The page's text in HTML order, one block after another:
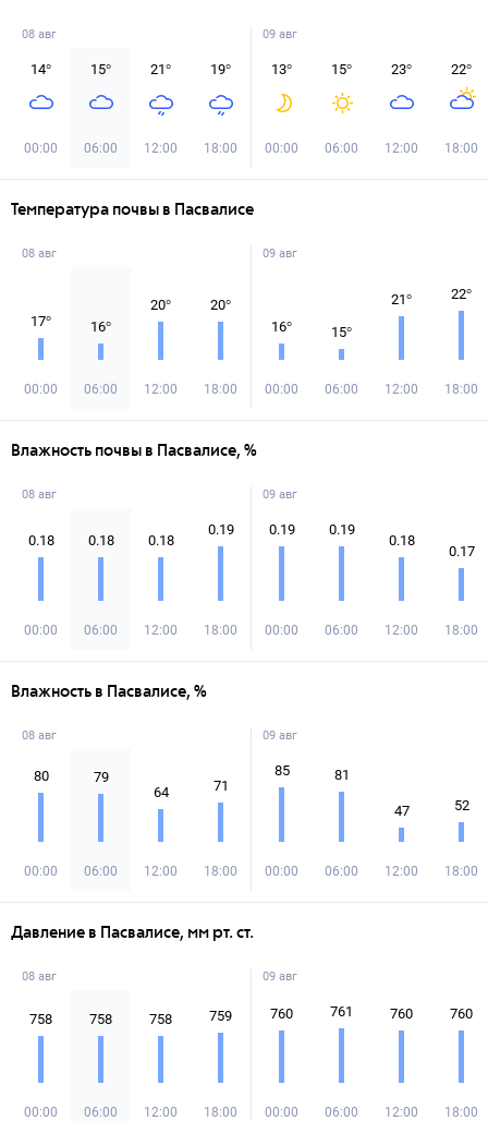
08 авг
14°
00:00
15°
06:00
21°
12:00
19°
18:00
09 авг
13°
00:00
15°
06:00
23°
12:00
22°
18:00
Температура почвы в Пасвалисе
08 авг
17°
00:00
16°
06:00
20°
12:00
20°
18:00
09 авг
16°
00:00
15°
06:00
21°
12:00
22°
18:00
Влажность почвы в Пасвалисе, %
08 авг
0.18
00:00
0.18
06:00
0.18
12:00
0.19
18:00
09 авг
0.19
00:00
0.19
06:00
0.18
12:00
0.17
18:00
Влажность в Пасвалисе, %
08 авг
80
00:00
79
06:00
64
12:00
71
18:00
09 авг
85
00:00
81
06:00
47
12:00
52
18:00
Давление в Пасвалисе, мм рт. ст.
08 авг
758
00:00
758
06:00
758
12:00
759
18:00
09 авг
760
00:00
761
06:00
760
12:00
760
18:00